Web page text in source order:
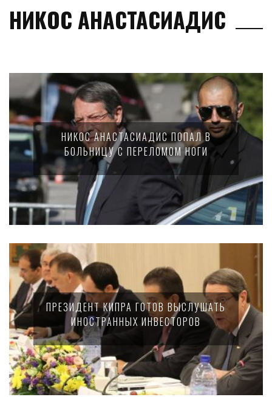
НИКОС АНАСТАСИАДИС
НИКОС АНАСТАСИАДИС ПОПАЛ В
БОЛЬНИЦУ С ПЕРЕЛОМОМ НОГИ
ПРЕЗИДЕНТ КИПРА ГОТОВ ВЫСЛУШАТЬ
ИНОСТРАННЫХ ИНВЕСТОРОВ